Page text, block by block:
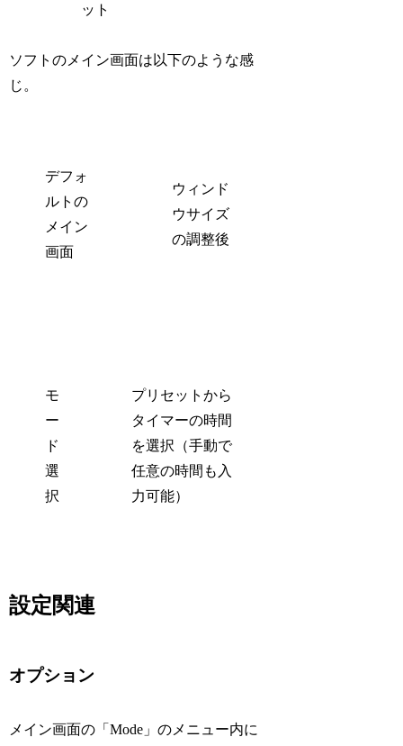
ット
ソフトのメイン画面は以下のような感
じ。
デフォ
ルトの
メイン
画面
ウィンド
ウサイズ
の調整後
モ
ー
ド
選
択
プリセットから
タイマーの時間
を選択（手動で
任意の時間も入
力可能）
設定関連
オプション
メイン画面の「Mode」のメニュー内に